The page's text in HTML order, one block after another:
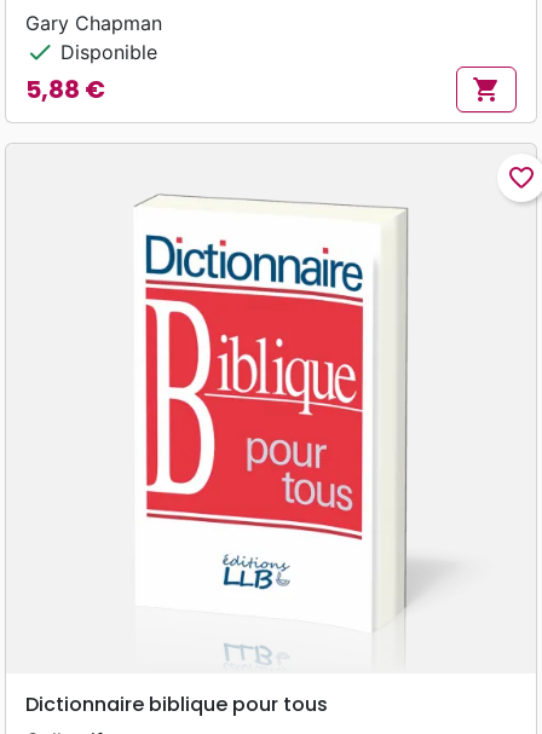
Gary Chapman
check Disponible
Prix
5,88 € shopping_cart
favorite_border
Dictionnaire biblique pour tous